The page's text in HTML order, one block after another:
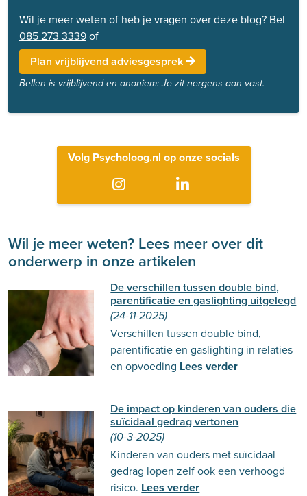
Wil je meer weten of heb je vragen over deze blog? Bel
085 273 3339of
Plan vrijblijvend adviesgesprek
Bellen is vrijblijvend en anoniem: Je zit nergens aan vast.
Volg Psycholoog.nl op onze socials
Wil je meer weten? Lees meer over dit
onderwerp in onze artikelen
De verschillen tussen double bind,
parentificatie en gaslighting uitgelegd
(24-11-2025)
Verschillen tussen double bind,
parentificatie en gaslighting in relaties
en opvoeding Lees verder
De impact op kinderen van ouders die
suïcidaal gedrag vertonen
(10-3-2025)
Kinderen van ouders met suïcidaal
gedrag lopen zelf ook een verhoogd
risico. Lees verder